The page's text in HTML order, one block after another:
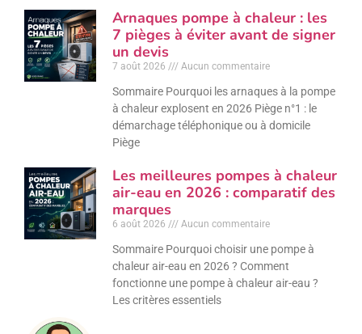
Arnaques pompe à chaleur : les
7 pièges à éviter avant de signer
un devis
7 août 2026 Aucun commentaire
Sommaire Pourquoi les arnaques à la pompe
à chaleur explosent en 2026 Piège n°1 : le
démarchage téléphonique ou à domicile
Piège
Les meilleures pompes à chaleur
air-eau en 2026 : comparatif des
marques
6 août 2026 Aucun commentaire
Sommaire Pourquoi choisir une pompe à
chaleur air-eau en 2026 ? Comment
fonctionne une pompe à chaleur air-eau ?
Les critères essentiels